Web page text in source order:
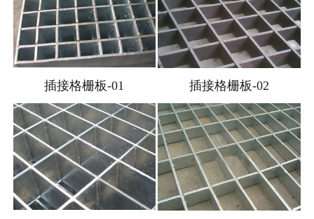
插接格栅板-01 插接格栅板-02